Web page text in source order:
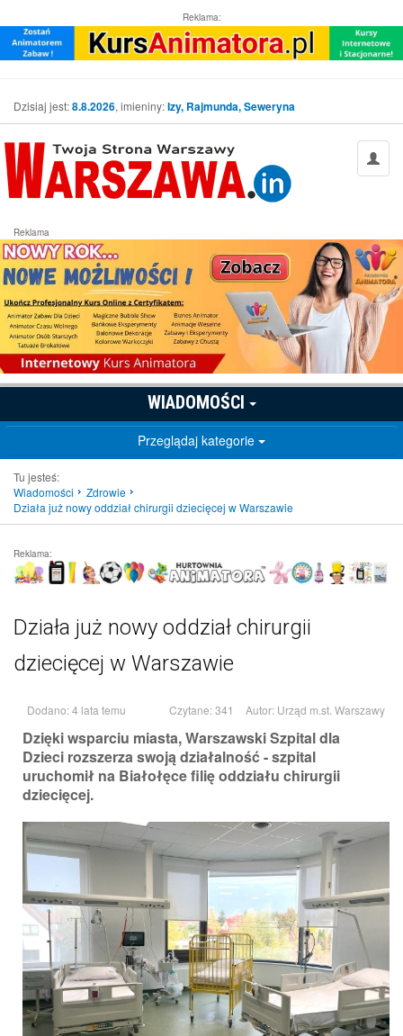
Reklama:
Dzisiaj jest:8.8.2026, imieniny:Izy, Rajmunda, Seweryna
Reklama
WIADOMOŚCI
Przeglądaj kategorie
Tu jesteś:
Wiadomości
Zdrowie
Działa już nowy oddział chirurgii dziecięcej w Warszawie
Reklama:
Działa już nowy oddział chirurgii
dziecięcej w Warszawie
Dodano: 4 lata temu Czytane: 341 Autor: Urząd m.st. Warszawy
Dzięki wsparciu miasta, Warszawski Szpital dla
Dzieci rozszerza swoją działalność - szpital
uruchomił na Białołęce filię oddziału chirurgii
dziecięcej.